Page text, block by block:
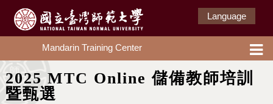
Language
Mandarin Training Center
2025 MTC Online 儲備教師培訓
暨甄選